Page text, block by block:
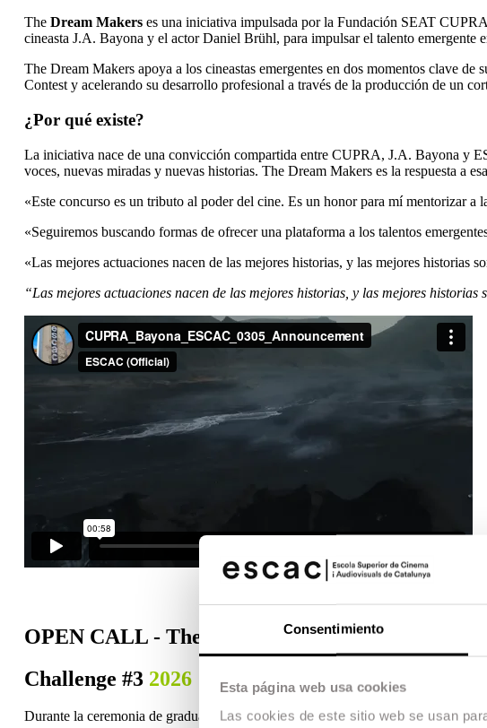
Consentimiento
Esta página web usa cookies
Las cookies de este sitio web se usan
The Dream Makers es una iniciativa impulsada por la Fundación SEAT
cineasta J.A. Bayona y el actor Daniel Brühl, para impulsar el talento emergente
The Dream Makers apoya a los cineastas emergentes en dos momentos clave
Contest y acelerando su desarrollo profesional a través de la producción de un
¿Por qué existe?
La iniciativa nace de una convicción compartida entre CUPRA, J.A. Bayona y
voces, nuevas miradas y nuevas historias. The Dream Makers es la respuesta a
«Este concurso es un tributo al poder del cine. Es un honor para mí mentorizar
«Seguiremos buscando formas de ofrecer una plataforma a los talentos
«Las mejores actuaciones nacen de las mejores historias, y las mejores
“Las mejores actuaciones nacen de las mejores historias, y las mejores
OPEN CALL - The Short Film Contest
Challenge #3 2026 ¡Inscríbete!
Durante la ceremonia de graduación de ESCAC 2026 se anunció el lanzamiento